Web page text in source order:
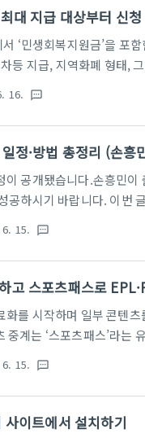
폰 이용자들은 교통카드
대 지급 대상부터 신
‘민생회복지원금’을 포
등 지급, 지역화폐 형태,
어든 국민들이 직접적인
리는 구조를 만들 수 있습
에 따라 정부는 전 국민에
16. textsms
정·방법 총정리 (손흥
공개됐습니다.손흥민
공하시기 바랍니다. 이번
적인 축구 선수들을 현장
서는 프리미어리그의 토
대결이 예정되어 있습니다
6. 15. textsms
고 스포츠패스로
를 시작하며 일부 콘텐
계는 ‘스포츠패스’라는
수 있을까?이전까지 쿠
년 6월부로 무료로 전
바로보기 ← 광고 기반
6. 15. textsms
이트에서 설치하기